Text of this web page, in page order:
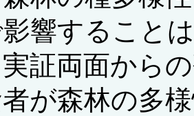
響すること
証両面から
が森林の多